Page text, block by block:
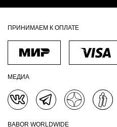
ПРИНИМАЕМ К ОПЛАТЕ
МЕДИА
BABOR WORLDWIDE